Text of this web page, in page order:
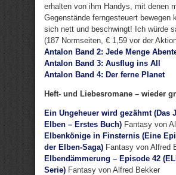
erhalten von ihm Handys, mit denen
Gegenstände ferngesteuert bewegen
sich nett und beschwingt! Ich würde
(187 Normseiten, € 1,59 vor der
Antalon Band 2: Jede Menge
Antalon Band 3: Ausflug ins All
Antalon Band 4: Der ferne Planet
Heft- und Liebesromane – wieder
Ein Ungeheuer wird gezähmt (Das
Elben – Erstes Buch) Fantasy von
Elbenkönige in Finsternis (Eine
der Elben-Saga) Fantasy von Alfred
Elbendämmerung – Episode 42
Serie) Fantasy von Alfred Bekker